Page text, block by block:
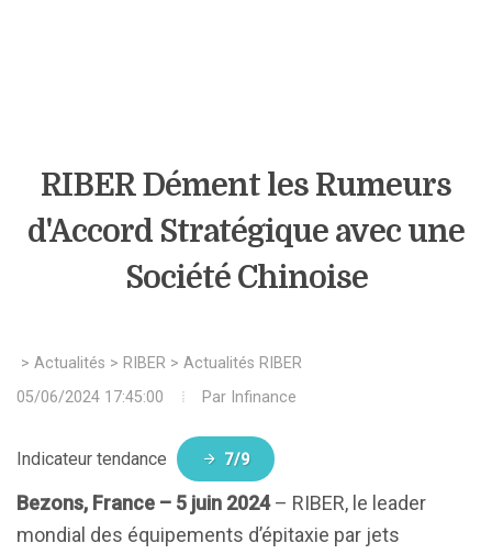
RIBER Dément les Rumeurs
d'Accord Stratégique avec une
Société Chinoise
> Actualités > RIBER > Actualités RIBER
05/06/2024 17:45:00
Par Infinance
Indicateur tendance 7/9
Bezons, France – 5 juin 2024– RIBER, le leader
mondial des équipements d’épitaxie par jets